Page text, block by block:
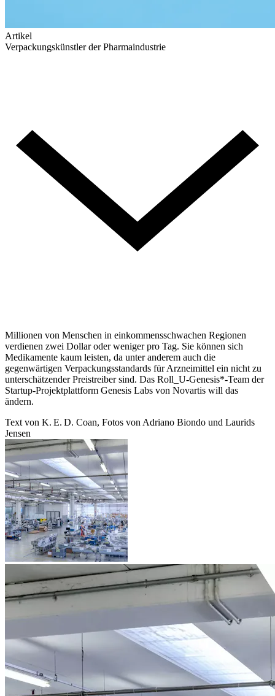
Artikel
Verpackungskünstler der Pharmaindustrie
Millionen von Menschen in einkommensschwachen Regionen
verdienen zwei Dollar oder weniger pro Tag. Sie können sich
Medikamente kaum leisten, da unter anderem auch die
gegenwärtigen Verpackungsstandards für Arzneimittel ein nicht zu
unterschätzender Preistreiber sind. Das Roll_U-Genesis*-Team der
Startup-Projektplattform Genesis Labs von Novartis will das
ändern.
Text von K. E. D. Coan, Fotos von Adriano Biondo und Laurids
Jensen